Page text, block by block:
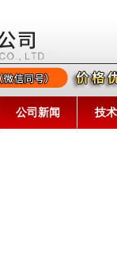
公司新闻 技